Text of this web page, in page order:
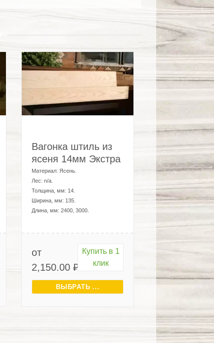
Вагонка штиль из
ясеня 14мм Экстра
Материал: Ясень
Лес:n/a
Толщина, мм: 14
Ширина, мм: 135
Длина, мм:2400, 3000
от
2,150.00₽
Купить в 1
клик
ВЫБРАТЬ ...